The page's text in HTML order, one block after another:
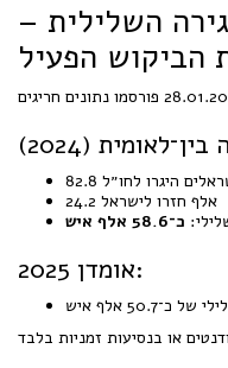
השלילית –
הביקוש הפעיל
ישראלים היגרו לחו״ל
24.2 אלף חזרו לישראל
כ־58.6 אלף איש
אומדן 2025:
כ־50.7 אלף איש